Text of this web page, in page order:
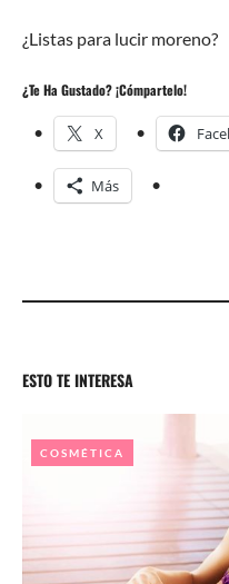
¿Listas para lucir moreno?
¿Te Ha Gustado? ¡Cómpartelo!
X
Más
ESTO TE INTERESA
COSMÉTICA